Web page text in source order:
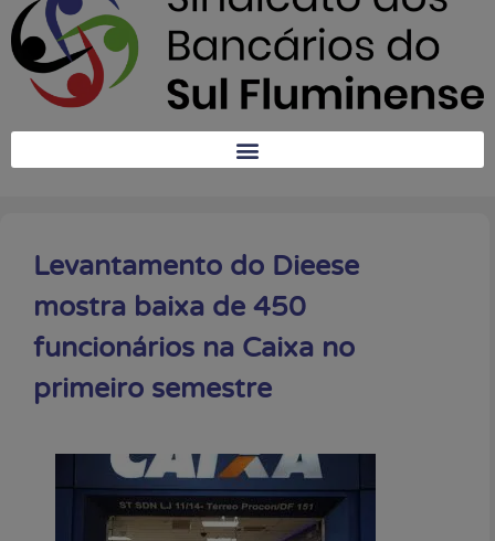
Levantamento do Dieese
mostra baixa de 450
funcionários na Caixa no
primeiro semestre